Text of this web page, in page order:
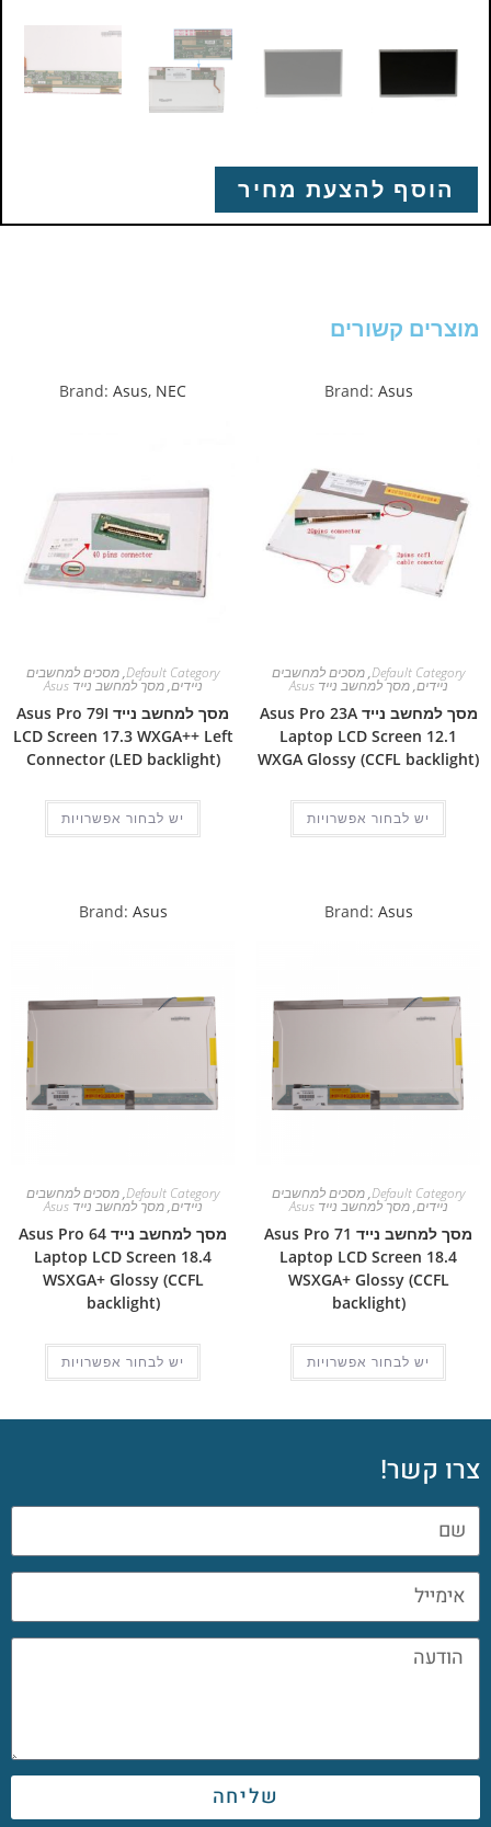
הוסף להצעת מחיר
מוצרים קשורים
Brand: Asus
Default Category
,מסכים למחשבים
ניידים,מסך למחשב נייד Asus
מסך למחשב נייד Asus Pro 23A
Laptop LCD Screen 12.1
WXGA Glossy (CCFL backlight)
יש לבחור אפשרויות
Brand: Asus, NEC
Default Category
,מסכים למחשבים
ניידים,מסך למחשב נייד Asus
מסך למחשב נייד Asus Pro 79I
LCD Screen 17.3 WXGA++ Left
Connector (LED backlight)
יש לבחור אפשרויות
Brand: Asus
Default Category
,מסכים למחשבים
ניידים,מסך למחשב נייד Asus
מסך למחשב נייד Asus Pro 71
Laptop LCD Screen 18.4
WSXGA+ Glossy (CCFL
backlight)
יש לבחור אפשרויות
Brand: Asus
Default Category
,מסכים למחשבים
ניידים,מסך למחשב נייד Asus
מסך למחשב נייד Asus Pro 64
Laptop LCD Screen 18.4
WSXGA+ Glossy (CCFL
backlight)
יש לבחור אפשרויות
צרו קשר!
שליחה